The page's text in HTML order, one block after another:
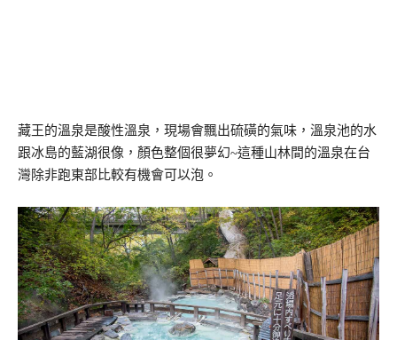
藏王的溫泉是酸性溫泉，現場會飄出硫磺的氣味，溫泉池的水
跟冰島的藍湖很像，顏色整個很夢幻~這種山林間的溫泉在台
灣除非跑東部比較有機會可以泡。